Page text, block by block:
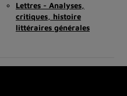
Lettres - Analyses,
critiques, histoire
littéraires générales